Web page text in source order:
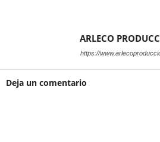
ARLECO
https://
Deja un comentario